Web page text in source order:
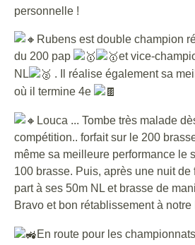
personnelle !
Rubens est double champion
du 200 pap
et vice-
NL
. Il réalise également sa
où il termine 4e
Louca ... Tombe très malade
compétition.. forfait sur le 200
même sa meilleure performance le
100 brasse. Puis, après une nuit de
part à ses 50m NL et brasse de
Bravo et bon rétablissement à notre
En route pour les